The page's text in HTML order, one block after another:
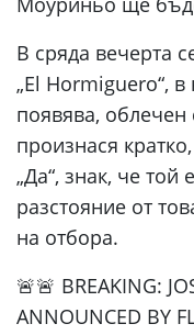
В сряда вечерта
„El Hormiguero“,
появява,
произнася
„Да“, знак, че
разстояние от
на отбора.
🚨🚨 BREAKING:
ANNOUNCED BY